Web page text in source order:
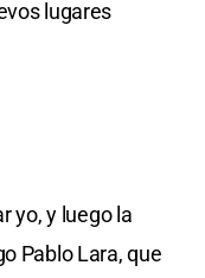
lugares
yo, y luego la
Pablo Lara, que